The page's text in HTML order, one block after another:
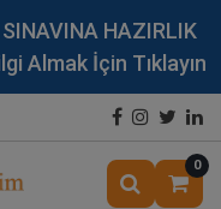
HAZIRLIK
Almak İçin Tıklayın
0